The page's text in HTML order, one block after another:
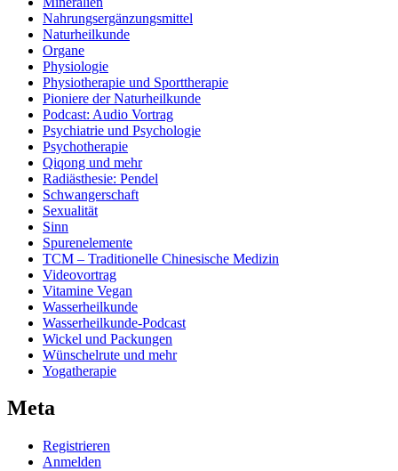
Nahrungsergänzungsmittel
Naturheilkunde
Organe
Physiologie
Physiotherapie und Sporttherapie
Pioniere der Naturheilkunde
Podcast: Audio Vortrag
Psychiatrie und Psychologie
Psychotherapie
Qiqong und mehr
Radiästhesie: Pendel
Schwangerschaft
Sexualität
Sinn
Spurenelemente
TCM – Traditionelle Chinesische Medizin
Videovortrag
Vitamine Vegan
Wasserheilkunde
Wasserheilkunde-Podcast
Wickel und Packungen
Wünschelrute und mehr
Yogatherapie
Meta
Registrieren
Anmelden